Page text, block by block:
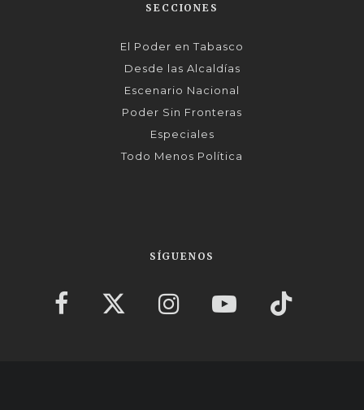
SECCIONES
El Poder en Tabasco
Desde las Alcaldías
Escenario Nacional
Poder Sin Fronteras
Especiales
Todo Menos Política
SÍGUENOS